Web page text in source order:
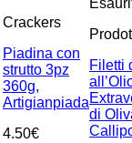
Crackers
Piadina con
strutto 3pz
360g,
Artigianpiada
4.50€
Filetti
di